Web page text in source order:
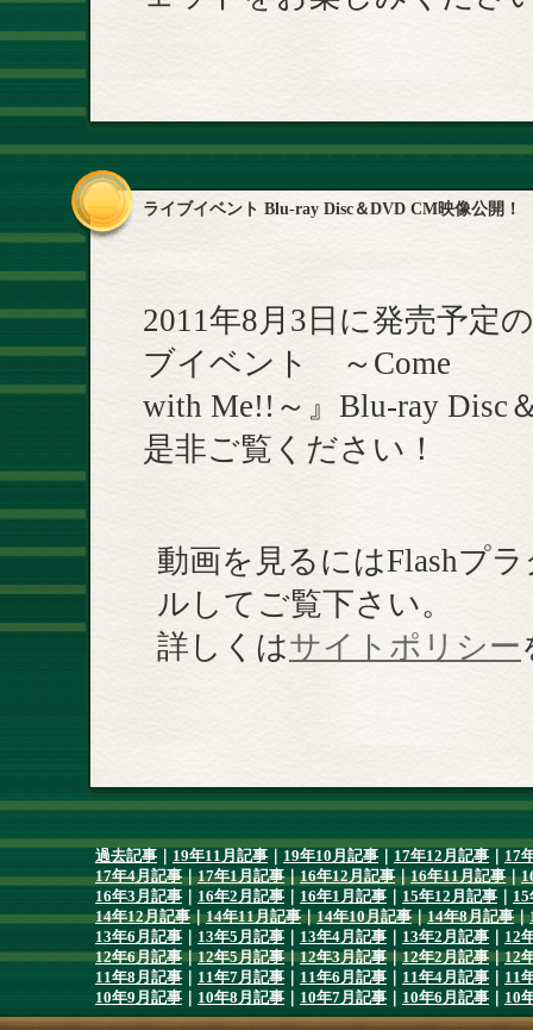
ライブイベント Blu-ray Disc＆DVD CM映像公開！
2011年8月3日に発売予定
ブイベント ～Come
with Me!!～』Blu-ray Disc
是非ご覧ください！
動画を見るにはFlashプ
ルしてご覧下さい。
詳しくはサイトポリシー
過去記事 19年11月記事 19年10月記事 17年12月記事
17
17年4月記事｜17年1月記事｜16年12月記事｜16年11月記事｜
16年3月記事
16年2月記事 16年1月記事 15年12月記事
14年12月記事｜14年11月記事｜14年10月記事｜14年8月記事｜
13年6月記事
13年5月記事 13年4月記事 13年2月記事
12
12年6月記事｜12年5月記事｜12年3月記事｜12年2月記事｜12
11年8月記事
11年7月記事 11年6月記事 11年4月記事
11
10年9月記事
10年8月記事 10年7月記事 10年6月記事 10